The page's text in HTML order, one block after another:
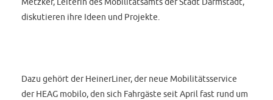
diskutieren ihre Ideen und Projekte.
Dazu gehört der HeinerLiner, der neue Mobilitätsservice
der HEAG mobilo, den sich Fahrgäste seit April fast rund um